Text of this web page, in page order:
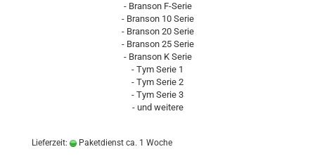
- Branson F-Serie
- Branson 10 Serie
- Branson 20 Serie
- Branson 25 Serie
- Branson K Serie
- Tym Serie 1
- Tym Serie 2
- Tym Serie 3
- und weitere
Lieferzeit: Paketdienst ca. 1 Woche